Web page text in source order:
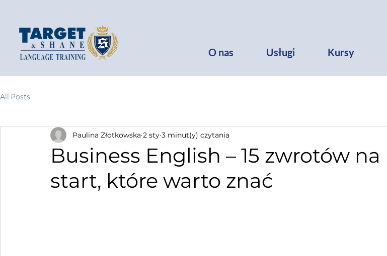
O nas Usługi Kursy
All Posts
Business English – 15 zwrotów na
start, które warto znać
Paulina Złotkowska 2 sty 3 minut(y) czytania